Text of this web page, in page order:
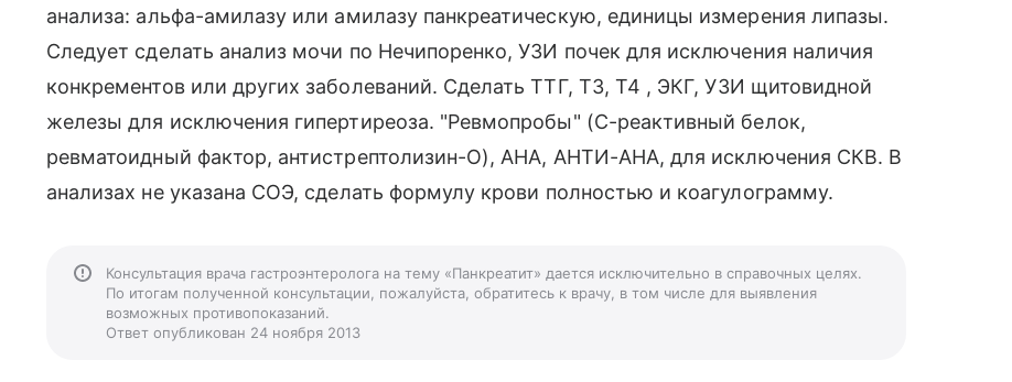
анализа: альфа-амилазу или амилазу панкреатическую, единицы измерения липазы.
Следует сделать анализ мочи по Нечипоренко, УЗИ почек для исключения наличия
конкрементов или других заболеваний. Сделать ТТГ, Т3, Т4 , ЭКГ, УЗИ щитовидной
железы для исключения гипертиреоза. "Ревмопробы" (С-реактивный белок,
ревматоидный фактор, антистрептолизин-О), АНА, АНТИ-АНА, для исключения СКВ. В
анализах не указана СОЭ, сделать формулу крови полностью и коагулограмму.
Консультация врача гастроэнтеролога на тему «Панкреатит» дается исключительно в справочных целях.
По итогам полученной консультации, пожалуйста, обратитесь к врачу, в том числе для выявления
возможных противопоказаний.
Ответ опубликован 24 ноября 2013